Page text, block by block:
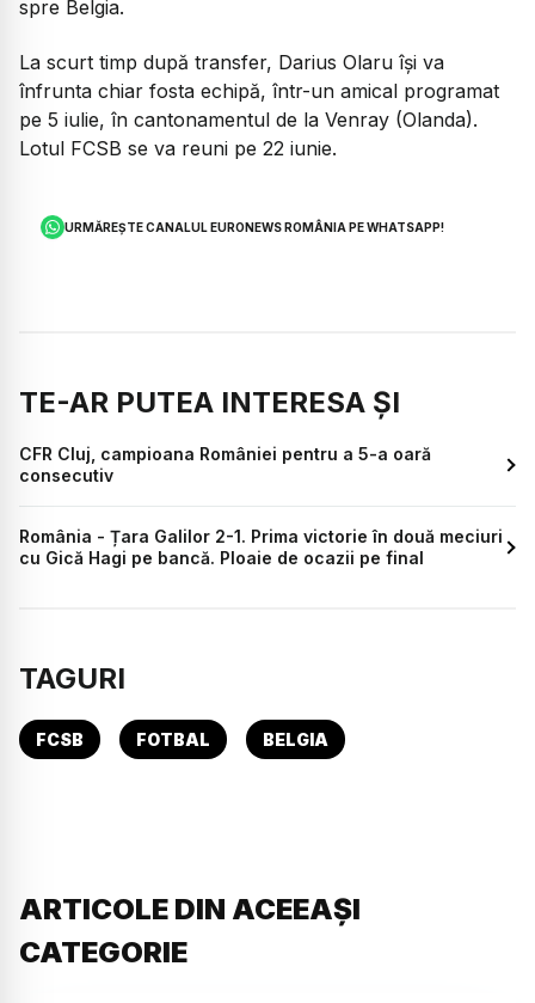
spre Belgia.
La scurt timp după transfer, Darius Olaru își va
înfrunta chiar fosta echipă, într-un amical programat
pe 5 iulie, în cantonamentul de la Venray (Olanda).
Lotul FCSB se va reuni pe 22 iunie.
URMĂREȘTE CANALUL EURONEWS ROMÂNIA PE WHATSAPP!
TE-AR PUTEA INTERESA ȘI
CFR Cluj, campioana României pentru a 5-a oară
consecutiv
România - Țara Galilor 2-1. Prima victorie în două meciuri
cu Gică Hagi pe bancă. Ploaie de ocazii pe final
TAGURI
FCSB FOTBAL BELGIA
ARTICOLE DIN ACEEAȘI
CATEGORIE